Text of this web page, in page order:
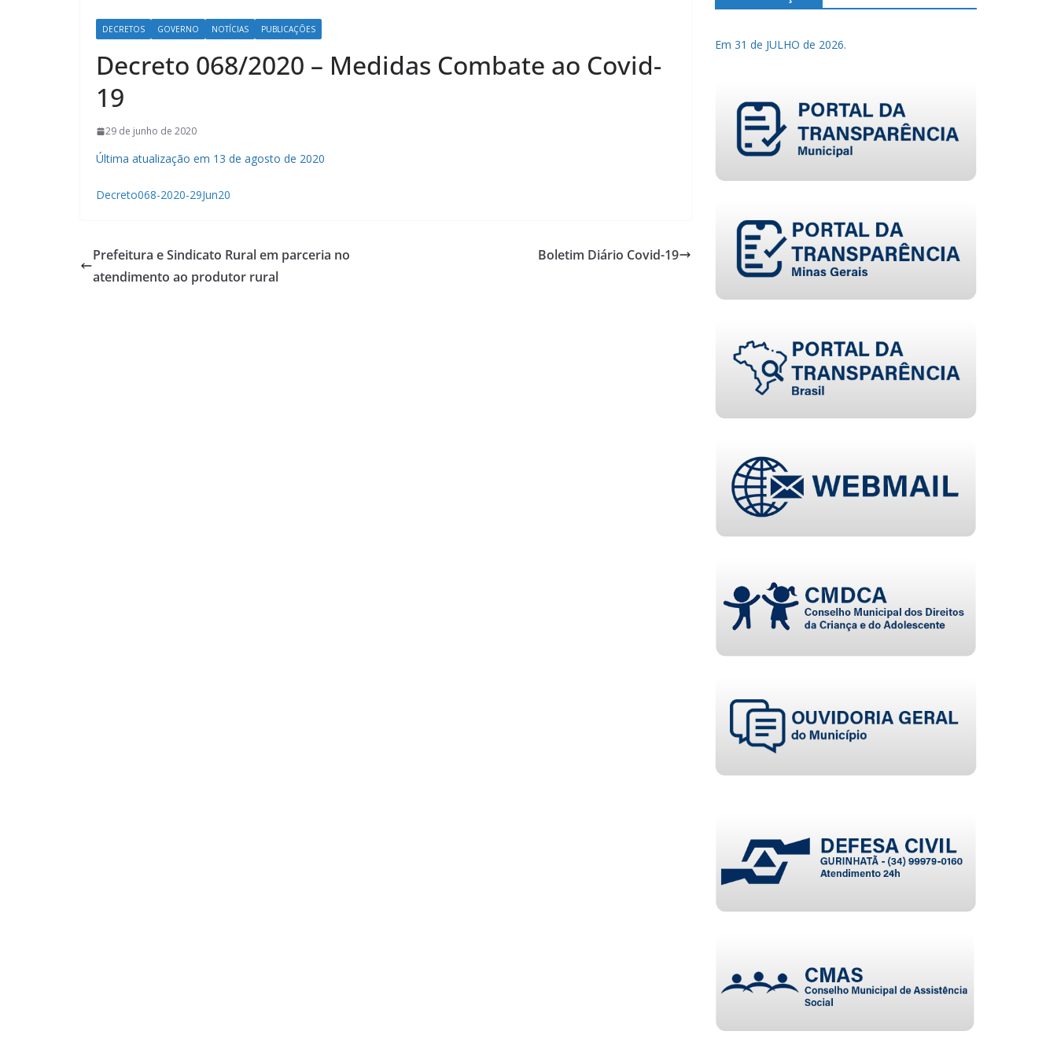
DECRETOS GOVERNO NOTÍCIAS PUBLICAÇÕES
Decreto 068/2020 – Medidas Combate ao Covid-
19
29 de junho de 2020
Última atualização em 13 de agosto de 2020
Decreto068-2020-29Jun20
Prefeitura e Sindicato Rural em parceria no
atendimento ao produtor rural
Boletim Diário Covid-19
Em 31 de JULHO de 2026.